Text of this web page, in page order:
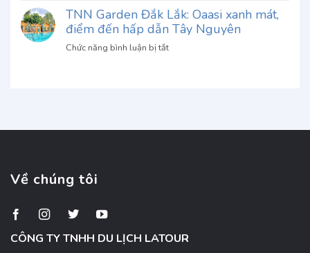
quên
2026
&
nghỉ
dưỡng,
chốn
bình
xe
tự
Kon
TNN Garden Đắk Lắk: Oaasi xanh mát,
điểm đến hấp dẫn Tây Nguyên
Chức năng bình luận bị tắtở
xanh
Về chúng tôi
CÔNG TY TNHH DU LỊCH LATOUR